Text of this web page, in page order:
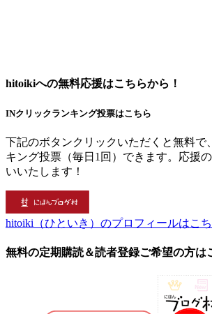
hitoikiへの無料応援はこちらから！
INクリックランキング投票はこちら
下記のボタンクリックいただくと無料で
キング投票（毎日1回）できます。応援
いいたします！
hitoiki（ひといき）のプロフィールはこ
無料の定期購読＆読者登録ご希望の方は